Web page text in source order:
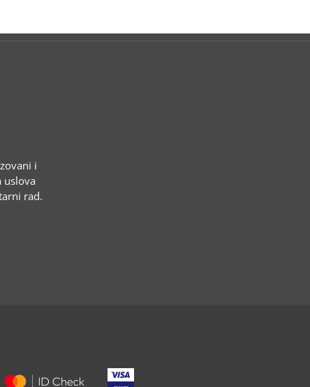
i
uslova
rad.